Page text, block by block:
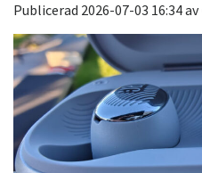
Publicerad 2026-07-03 16:34av